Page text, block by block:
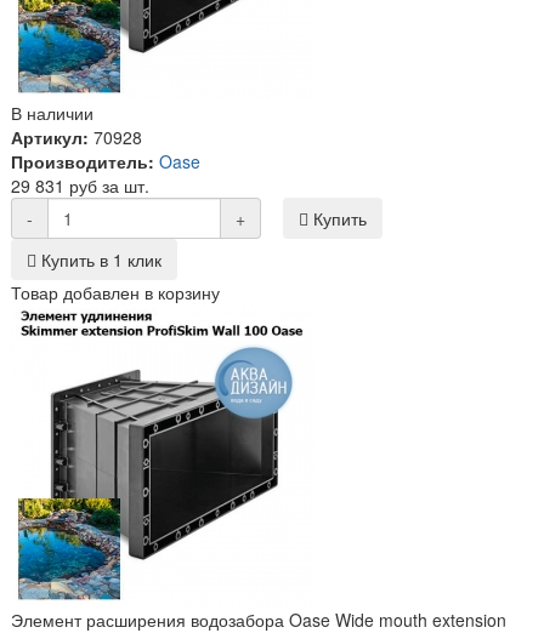
В наличии
Артикул: 70928
Производитель: Oase
29 831 руб за шт.
-
+
Купить
Купить в 1 клик
Товар добавлен в корзину
Элемент расширения водозабора Oase Wide mouth extension